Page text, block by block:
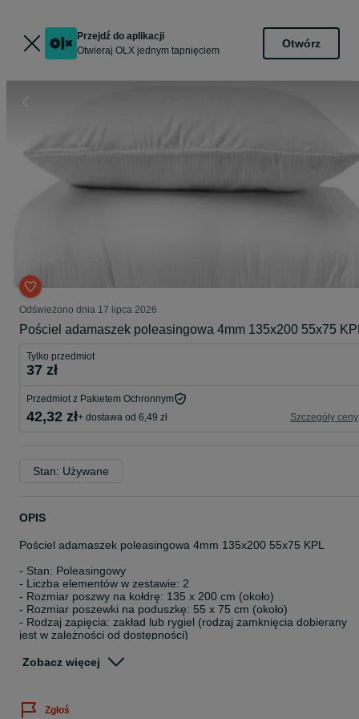
Przejdź do aplikacji
Otwieraj OLX jednym tapnięciem
Otwórz
Odświeżono dnia 17 lipca 2026
Pościel adamaszek poleasingowa 4mm 135x200 55x75
Tylko przedmiot
37 zł
Przedmiot z Pakietem Ochronnym
42,32 zł+ dostawa od 6,49 zł Szczegóły ceny
Stan: Używane
OPIS
Pościel adamaszek poleasingowa 4mm 135x200 55x75 KPL
- Stan: Poleasingowy
- Liczba elementów w zestawie: 2
- Rozmiar poszwy na kołdrę: 135 x 200 cm (około)
- Rozmiar poszewki na poduszkę: 55 x 75 cm (około)
- Rodzaj zapięcia: zakład lub rygiel (rodzaj zamknięcia dobierany
jest w zależności od dostępności)
- Wzór: pasek 4mm
Zobacz więcej
Zgłoś